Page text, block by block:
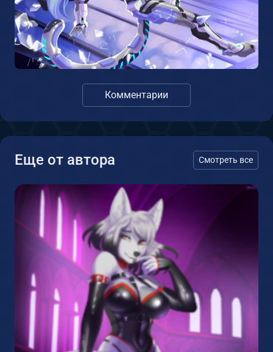
Комментарии
Еще от автора Смотреть все